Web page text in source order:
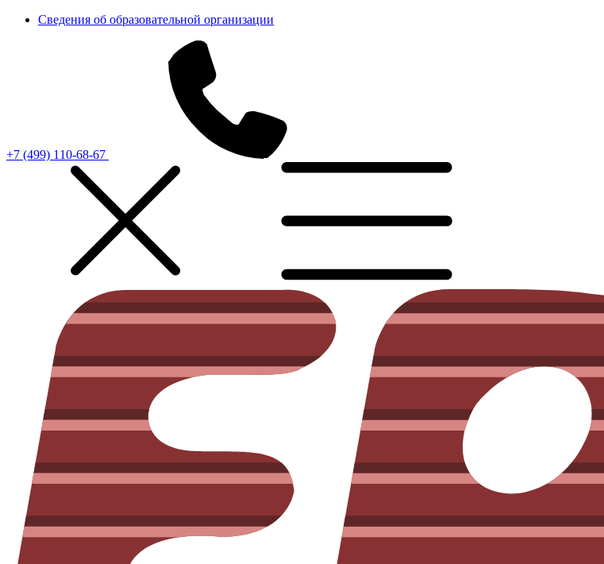
Сведения об образовательной организации
+7 (499) 110-68-67